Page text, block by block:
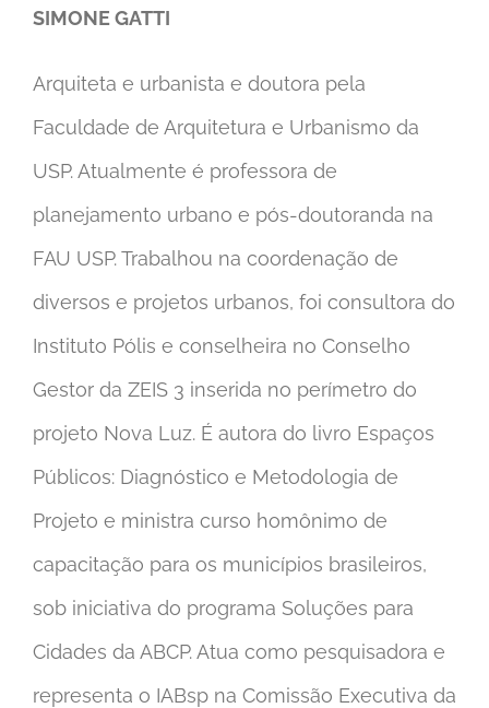
SIMONE GATTI
Arquiteta e urbanista e doutora pela
Faculdade de Arquitetura e Urbanismo da
USP. Atualmente é professora de
planejamento urbano e pós-doutoranda na
FAU USP. Trabalhou na coordenação de
diversos e projetos urbanos, foi consultora do
Instituto Pólis e conselheira no Conselho
Gestor da ZEIS 3 inserida no perímetro do
projeto Nova Luz. É autora do livro Espaços
Públicos: Diagnóstico e Metodologia de
Projeto e ministra curso homônimo de
capacitação para os municípios brasileiros,
sob iniciativa do programa Soluções para
Cidades da ABCP. Atua como pesquisadora e
representa o IABsp na Comissão Executiva da